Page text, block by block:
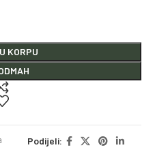
KORPU
Podijeli: